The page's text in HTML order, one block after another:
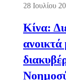
28 Ιουλίου
Κίνα:
ανοικτά